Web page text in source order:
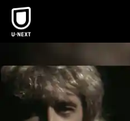
本文へスキップ